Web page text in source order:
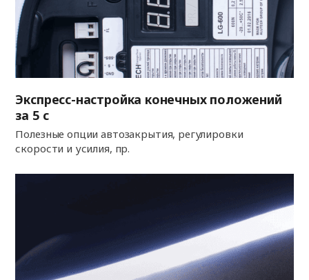
Экспресс-настройка конечных положений
за 5 с
Полезные опции автозакрытия, регулировки
скорости и усилия, пр.